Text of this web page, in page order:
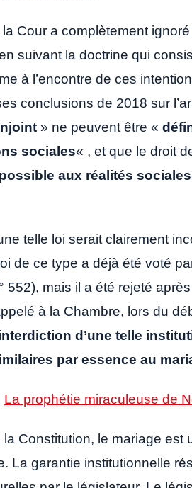
Cour a complètement
suivant la doctrine qui
à l’encontre de ces
conclusions de 2018 sur
» ne peuvent être «
sociales« , et que le droit
aux réalités sociales
telle loi serait clairement
de ce type a déjà été voté
552), mais il a été rejeté
à la Chambre, lors du
d’une telle
par essence au
La prophétie miraculeuse de
Constitution, le mariage
La garantie institutionnelle